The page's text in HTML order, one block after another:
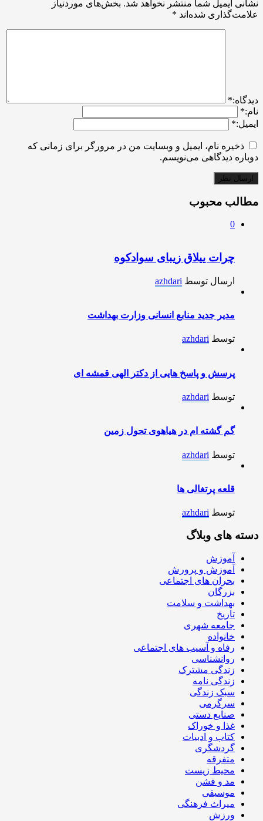
نشانی ایمیل شما منتشر نخواهد شد. بخش‌های موردنیاز
علامت‌گذاری شده‌اند *
ديدگاه:*
نام:*
ایمیل:*
ذخیره نام، ایمیل و وبسایت من در مرورگر برای زمانی که
دوباره دیدگاهی می‌نویسم.
مطالب محبوب
0
چرات ییلاق زیبای سوادکوه
ارسال توسط azhdari
مدیر جدید منابع انسانی وزارت بهداشت
توسط azhdari
پرسش و پاسخ هایی از دکتر الهی قمشه ای
توسط azhdari
گم گشته ام در هیاهوی تحول زمین
توسط azhdari
قلعه پرتغالی ها
توسط azhdari
دسته های وبلاگ
آموزش
آموزش و پرورش
بحران های اجتماعی
بزرگان
بهداشت و سلامت
تاریخ
جامعه شهری
خانواده
رفاه و آسیب های اجتماعی
روانشناسی
زندگی مشترک
زندگی نامه
سبک زندگی
سرگرمی
صنایع دستی
غذا و خوراک
کتاب و ادبیات
گردشگری
متفرقه
محیط زیست
مد و فشن
موسیقی
میراث فرهنگی
ورزش